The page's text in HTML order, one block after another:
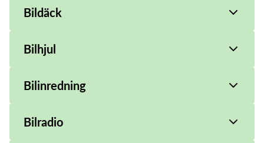
Bildäck
Bilhjul
Bilinredning
Bilradio